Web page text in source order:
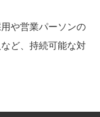
や営業パーソンの
ど、持続可能な対